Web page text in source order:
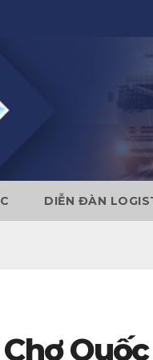
DIỄN ĐÀN